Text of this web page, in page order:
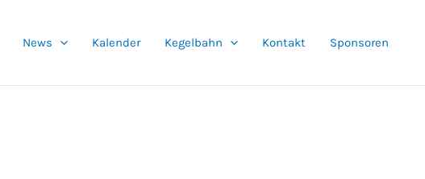
News Kalender Kegelbahn Kontakt Sponsoren